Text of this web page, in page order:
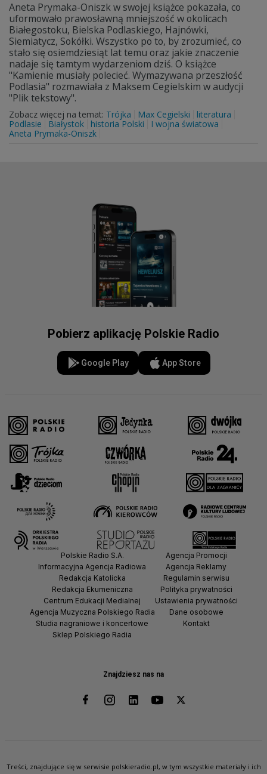
Aneta Prymaka-Oniszk w swojej książce pokazała, co
uformowało prawosławną mniejszość w okolicach
Białegostoku, Bielska Podlaskiego, Hajnówki,
Siemiatycz, Sokółki. Wszystko po to, by zrozumieć, co
stało się osiemdziesiąt lat temu oraz jakie znaczenie
nadaje się tamtym wydarzeniom dziś. O książce
"Kamienie musiały polecieć. Wymazywana przeszłość
Podlasia" rozmawiała z Maksem Cegielskim w audycji
"Plik tekstowy".
Zobacz więcej na temat: Trójka Max Cegielski
literatura
Podlasie
Białystok historia Polski
I wojna światowa
Aneta Prymaka-Oniszk
Pobierz aplikację Polskie Radio
Google Play App Store
Znajdziesz nas na
Polskie Radio S.A.
Informacyjna Agencja Radiowa
Redakcja Katolicka
Redakcja Ekumeniczna
Centrum Edukacji Medialnej
Agencja Muzyczna Polskiego Radia
Studia nagraniowe i koncertowe
Sklep Polskiego Radia
Agencja Promocji
Agencja Reklamy
Regulamin serwisu
Polityka prywatności
Ustawienia prywatności
Dane osobowe
Kontakt
Treści, znajdujące się w serwisie polskieradio.pl, w tym wszystkie materiały i ich